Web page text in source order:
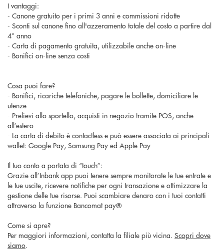
I vantaggi:
- Canone gratuito per i primi 3 anni e commissioni ridotte
- Sconti sul canone fino all'azzeramento totale del costo a partire dal
4° anno
- Carta di pagamento gratuita, utilizzabile anche on-line
- Bonifici on-line senza costi
Cosa puoi fare?
- Bonifici, ricariche telefoniche, pagare le bollette, domiciliare le
utenze
- Prelievi allo sportello, acquisti in negozio tramite POS, anche
all’estero
- La carta di debito è contactless e può essere associata ai principali
wallet: Google Pay, Samsung Pay ed Apple Pay
Il tuo conto a portata di “touch”:
Grazie all’Inbank app puoi tenere sempre monitorate le tue entrate e
le tue uscite, ricevere notifiche per ogni transazione e ottimizzare la
gestione delle tue risorse. Puoi scambiare denaro con i tuoi contatti
attraverso la funzione Bancomat pay®
Come si apre?
Per maggiori informazioni, contatta la filiale più vicina. Scopri dove
siamo.